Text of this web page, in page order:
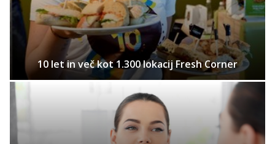
10 let in več kot 1.300 lokacij Fresh Corner